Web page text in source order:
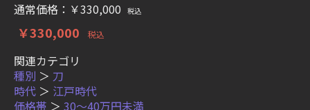
通常価格：￥330,000 税込
￥330,000 税込
関連カテゴリ
種別 ＞ 刀
時代 ＞ 江戸時代
価格帯 ＞ 30〜40万円未満